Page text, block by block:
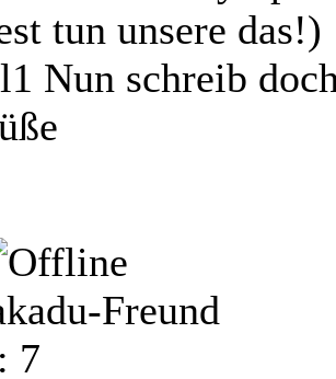
tun unsere das!)
Nun schreib
Freund
7